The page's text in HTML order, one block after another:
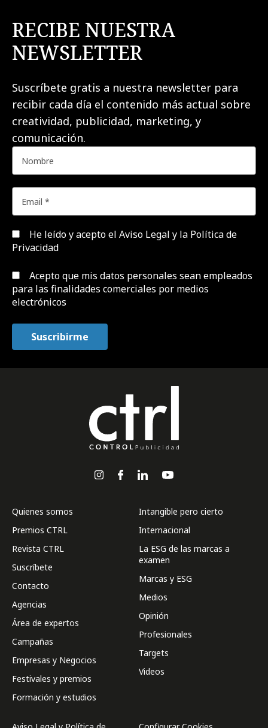
RECIBE NUESTRA
NEWSLETTER
Suscríbete gratis a nuestra newsletter para
recibir cada día el contenido más actual sobre
creatividad, publicidad, marketing, y
comunicación.
He leído y acepto el Aviso Legal y la Política de
Privacidad
Acepto que mis datos personales sean empleados
para las finalidades comerciales por medios
electrónicos
Quienes somos
Premios CTRL
Revista CTRL
Suscríbete
Contacto
Agencias
Área de expertos
Campañas
Empresas y Negocios
Festivales y premios
Formación y estudios
Intangible pero cierto
Internacional
La ESG de las marcas a
examen
Marcas y ESG
Medios
Opinión
Profesionales
Targets
Videos